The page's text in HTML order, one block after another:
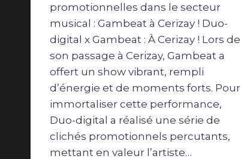
promotionnelles dans le secteur
musical : Gambeat à Cerizay ! Duo-
digital x Gambeat : À Cerizay ! Lors de
son passage à Cerizay, Gambeat a
offert un show vibrant, rempli
d’énergie et de moments forts. Pour
immortaliser cette performance,
Duo-digital a réalisé une série de
clichés promotionnels percutants,
mettant en valeur l’artiste…